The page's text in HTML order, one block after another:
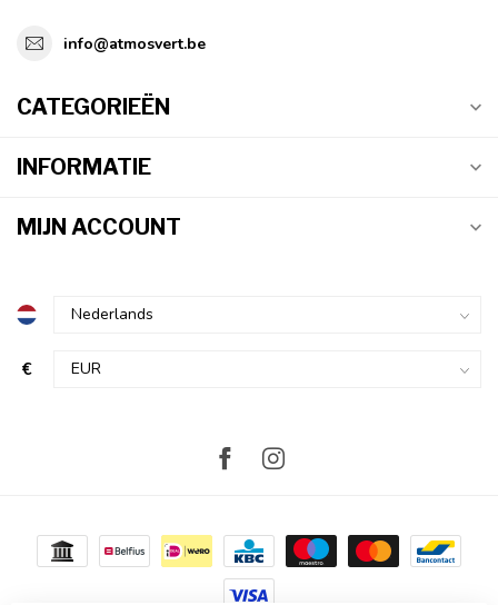
info@atmosvert.be
CATEGORIEËN
INFORMATIE
MIJN ACCOUNT
€